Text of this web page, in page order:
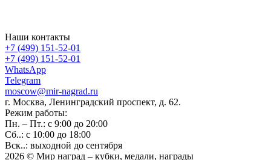
Наши контакты
+7 (499) 151-52-01
+7 (499) 151-52-01
WhatsApp
Telegram
moscow@mir-nagrad.ru
г. Москва, Ленинградский проспект, д. 62.
Режим работы:
Пн. – Пт.: с 9:00 до 20:00
Сб..: с 10:00 до 18:00
Вск..: выходной до сентября
2026 © Мир наград – кубки, медали, награды